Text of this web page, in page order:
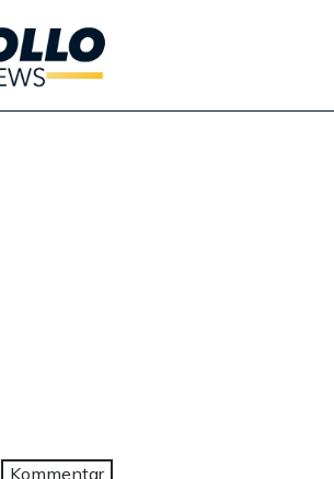
Kommentar